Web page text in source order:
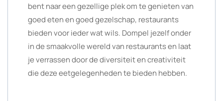
bent naar een gezellige plek om te genieten van
goed eten en goed gezelschap, restaurants
bieden voor ieder wat wils. Dompel jezelf onder
in de smaakvolle wereld van restaurants en laat
je verrassen door de diversiteit en creativiteit
die deze eetgelegenheden te bieden hebben.